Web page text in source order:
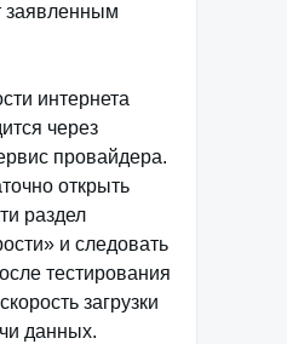
заявленным
интернета
через
провайдера.
открыть
раздел
и следовать
тестирования
загрузки
данных.